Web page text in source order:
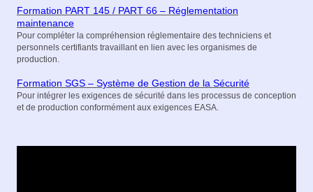
Formation PART 145 / PART 66 – Réglementation
maintenance
Pour compléter la compréhension réglementaire des techniciens et
personnels certifiants travaillant en lien avec les organismes de
production.
Formation SGS – Système de Gestion de la Sécurité
Pour intégrer les exigences de sécurité dans les processus de conception
et de production conformément aux exigences EASA.